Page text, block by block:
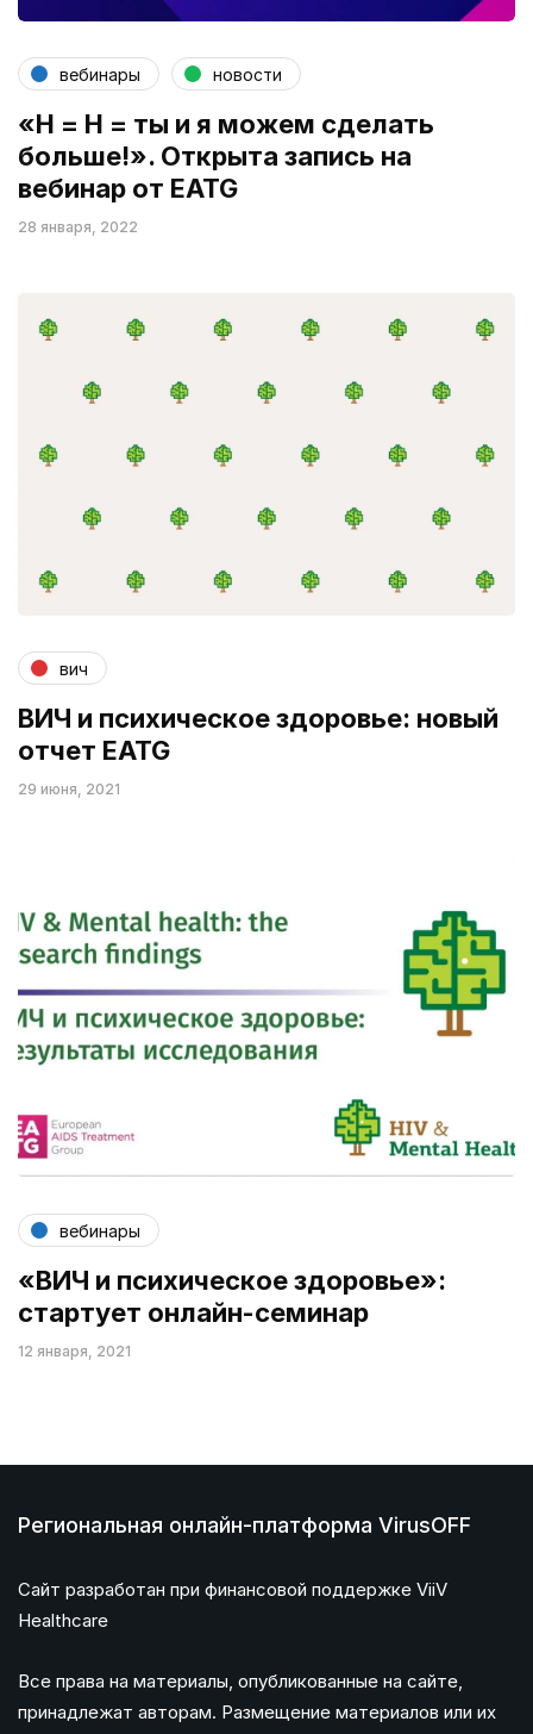
вебинары новости
«Н = Н = ты и я можем сделать
больше!». Открыта запись на
вебинар от EATG
28 января, 2022
вич
ВИЧ и психическое здоровье: новый
отчет EATG
29 июня, 2021
вебинары
«ВИЧ и психическое здоровье»:
стартует онлайн-семинар
12 января, 2021
Региональная онлайн-платформа VirusOFF
Сайт разработан при финансовой поддержке ViiV
Healthcare
Все права на материалы, опубликованные на сайте,
принадлежат авторам. Размещение материалов или их